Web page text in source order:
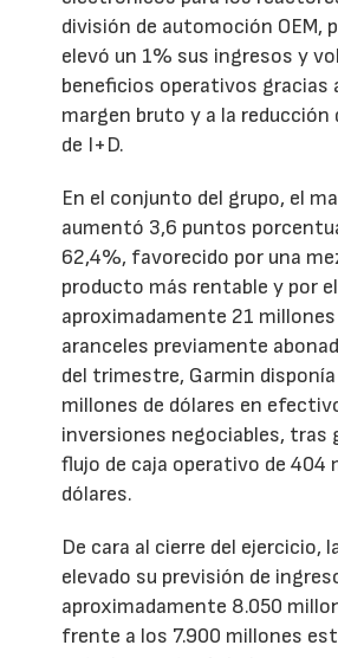
división de automoción OEM,
elevó un 1% sus ingresos y
beneficios operativos gracias
margen bruto y a la reducción
de I+D.
En el conjunto del grupo, el
aumentó 3,6 puntos
62,4%, favorecido por una
producto más rentable y por
aproximadamente 21 millones
aranceles previamente
del trimestre, Garmin
millones de dólares en
inversiones negociables, tras
flujo de caja operativo de 404
dólares.
De cara al cierre del ejercicio,
elevado su previsión de
aproximadamente 8.050
frente a los 7.900 millones